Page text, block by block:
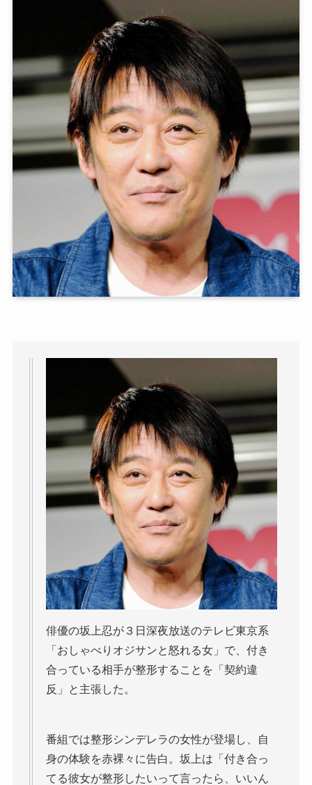
俳優の坂上忍が３日深夜放送のテレビ東京系
「おしゃべりオジサンと怒れる女」で、付き
合っている相手が整形することを「契約違
反」と主張した。
番組では整形シンデレラの女性が登場し、自
身の体験を赤裸々に告白。坂上は「付き合っ
てる彼女が整形したいって言ったら、いいん